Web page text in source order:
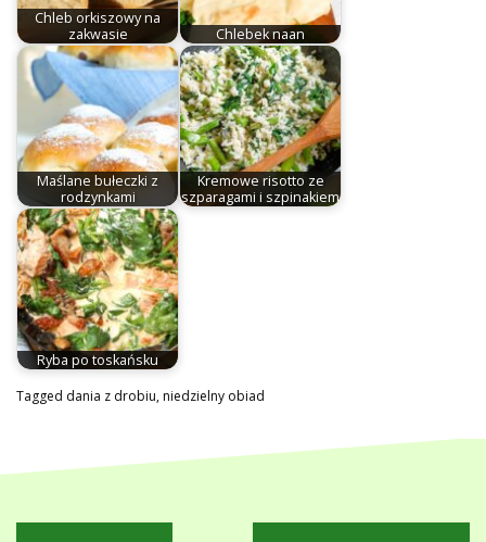
Chleb orkiszowy na
zakwasie
Chlebek naan
Maślane bułeczki z
rodzynkami
Kremowe risotto ze
szparagami i szpinakiem
Ryba po toskańsku
Tagged dania z drobiu,niedzielny obiad